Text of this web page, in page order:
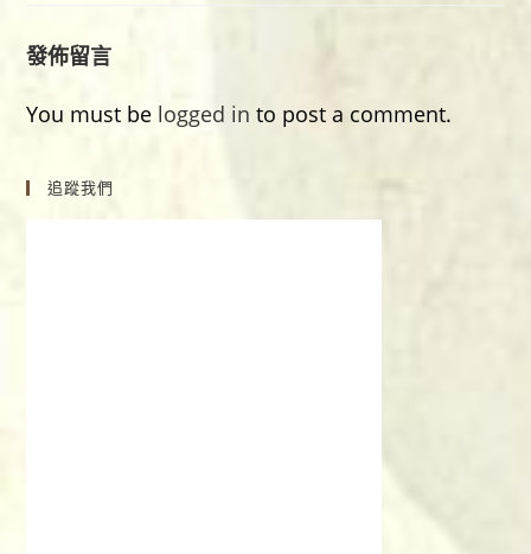
發佈留言
You must be logged in to post a comment.
追蹤我們